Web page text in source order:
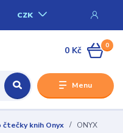
Menu
CZK
0
0 Kč
čtečky knih Onyx
ONYX